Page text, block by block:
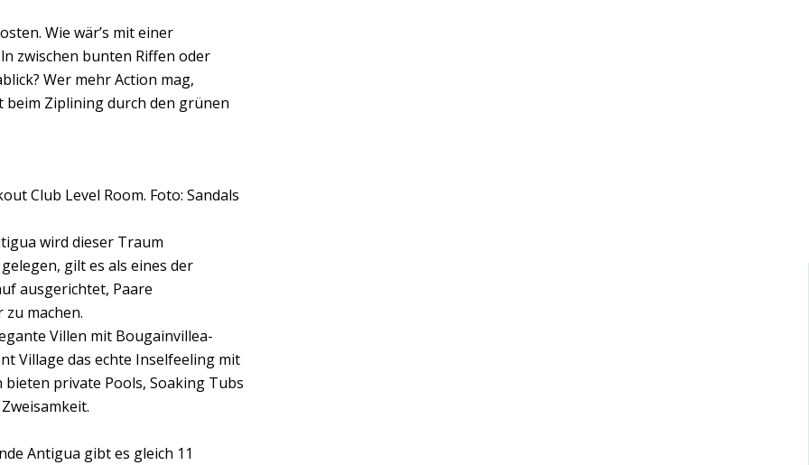
Wie wär’s mit einer
zwischen bunten Riffen oder
Wer mehr Action mag,
beim Ziplining durch den grünen
Club Level Room. Foto: Sandals
wird dieser Traum
gilt es als eines der
ausgerichtet, Paare
machen.
Villen mit Bougainvillea-
Village das echte Inselfeeling mit
private Pools, Soaking Tubs
Antigua gibt es gleich 11